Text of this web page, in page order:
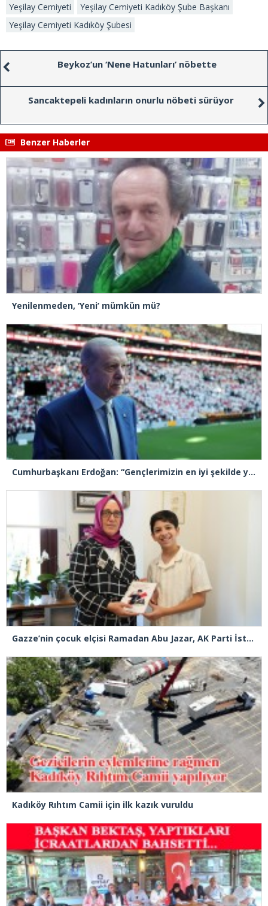
Yeşilay Cemiyeti
Yeşilay Cemiyeti Kadıköy Şube Başkanı
Yeşilay Cemiyeti Kadıköy Şubesi
Beykoz’un ‘Nene Hatunları’ nöbette
Sancaktepeli kadınların onurlu nöbeti sürüyor
Benzer Haberler
Yenilenmeden, ‘Yeni’ mümkün mü?
Cumhurbaşkanı Erdoğan: “Gençlerimizin en iyi şekilde yetişmeniz için tüm gücümüzle çalışıyoruz”
Gazze’nin çocuk elçisi Ramadan Abu Jazar, AK Parti İstanbul İl Başkanlığını ziyaret etti
Kadıköy Rıhtım Camii için ilk kazık vuruldu